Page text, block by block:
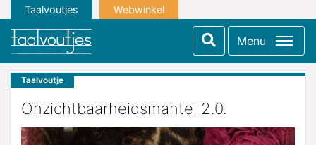
Taalvoutjes Webwinkel
Menu
Taalvoutje
Onzichtbaarheidsmantel 2.0.